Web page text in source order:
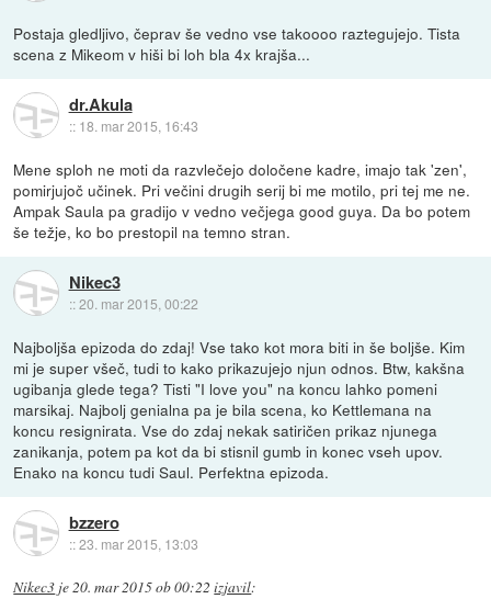
Postaja gledljivo, čeprav še vedno vse takoooo raztegujejo. Tista
scena z Mikeom v hiši bi loh bla 4x krajša...
dr.Akula
:: 18. mar 2015, 16:43
Mene sploh ne moti da razvlečejo določene kadre, imajo tak 'zen',
pomirjujoč učinek. Pri večini drugih serij bi me motilo, pri tej me ne.
Ampak Saula pa gradijo v vedno večjega good guya. Da bo potem
še težje, ko bo prestopil na temno stran.
Nikec3
::20. mar 2015, 00:22
Najboljša epizoda do zdaj! Vse tako kot mora biti in še boljše. Kim
mi je super všeč, tudi to kako prikazujejo njun odnos. Btw, kakšna
ugibanja glede tega? Tisti "I love you" na koncu lahko pomeni
marsikaj. Najbolj genialna pa je bila scena, ko Kettlemana na
koncu resignirata. Vse do zdaj nekak satiričen prikaz njunega
zanikanja, potem pa kot da bi stisnil gumb in konec vseh upov.
Enako na koncu tudi Saul. Perfektna epizoda.
bzzero
::23. mar 2015, 13:03
Nikec3 je20. mar 2015 ob 00:22 izjavil: